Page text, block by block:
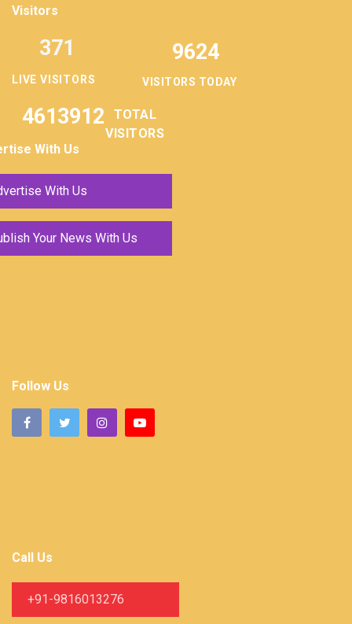
Visitors
LIVE VISITORS
371 9624
VISITORS TODAY
4613912
TOTAL
VISITORS
With Us
With Us
Your News With Us
Follow Us
Call Us
+91-9816013276